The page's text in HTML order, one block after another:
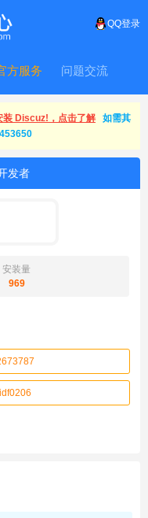
QQ登录
方服务 问题交流
装 Discuz!，点击了解
如需其
安装量
969